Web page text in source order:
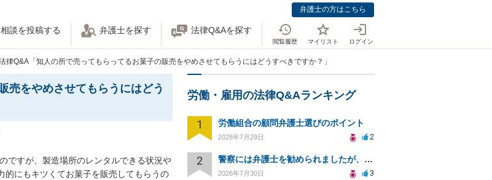
弁護士の方はこちら
談を投稿する 弁護士を探す 法律Q&Aを探す
閲覧履歴 マイリスト ログイン
律Q&A「知人の所で売ってもらってるお菓子の販売をやめさせてもらうにはどうすべきですか？」
売をやめさせてもらうにはどう
ですが、製造場所のレンタルできる状況や
にもキツくてお菓子を販売してもらうの
労働・雇用の法律Q&Aランキング
1 労働組合の顧問弁護士選びのポイント
2026年7月29日 2
2 警察には弁護士を勧められましたが、費用対効果で依頼をすることを躊躇しています。
2026年7月30日 3